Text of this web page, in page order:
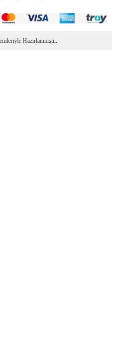
Hazırlanmıştır.